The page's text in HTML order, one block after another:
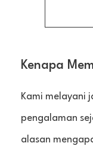
Kenapa
Kami melayani
pengalaman
alasan